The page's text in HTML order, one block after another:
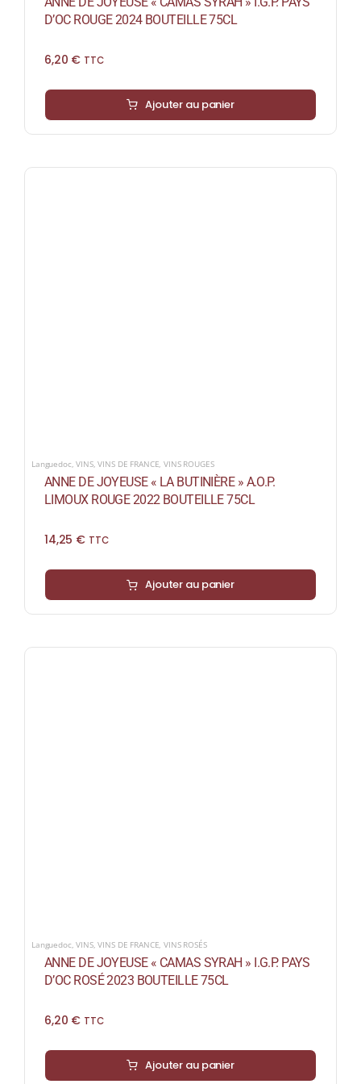
D’OC ROUGE 2024 BOUTEILLE 75CL
6,20 € TTC
Ajouter au panier
Languedoc,VINS,VINS DE FRANCE,VINS ROUGES
ANNE DE JOYEUSE « LA BUTINIÈRE » A.O.P.
LIMOUX ROUGE 2022 BOUTEILLE 75CL
14,25 € TTC
Ajouter au panier
Languedoc ,VINS,VINS DE FRANCE ,VINS ROSÉS
ANNE DE JOYEUSE « CAMAS SYRAH » I.G.P. PAYS
D’OC ROSÉ 2023 BOUTEILLE 75CL
6,20 € TTC
Ajouter au panier